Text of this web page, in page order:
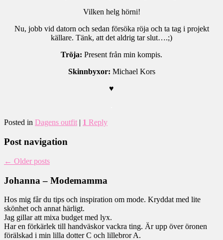
Vilken helg hörni!
Nu, jobb vid datorn och sedan försöka röja och ta tag i projekt
källare. Tänk, att det aldrig tar slut….;)
Tröja: Present från min kompis.
Skinnbyxor: Michael Kors
♥
Posted in Dagens outfit | 1 Reply
Post navigation
← Older posts
Johanna – Modemamma
Hos mig får du tips och inspiration om mode. Kryddat med lite
skönhet och annat härligt.
Jag gillar att mixa budget med lyx.
Har en förkärlek till handväskor vackra ting. Är upp över öronen
förälskad i min lilla dotter C och lillebror A.